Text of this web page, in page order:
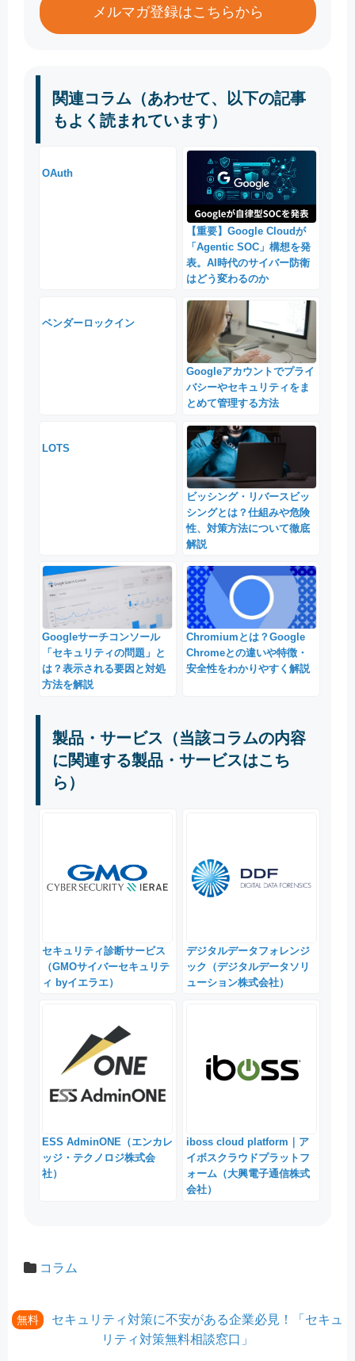
メルマガ登録はこちらから
関連コラム（あわせて、以下の記事
もよく読まれています）
OAuth
【重要】Google Cloudが
「Agentic SOC」構想を発
表。AI時代のサイバー防衛
はどう変わるのか
ベンダーロックイン
Googleアカウントでプライ
バシーやセキュリティをま
とめて管理する方法
LOTS
ビッシング・リバースビッ
シングとは？仕組みや危険
性、対策方法について徹底
解説
Googleサーチコンソール
「セキュリティの問題」と
は？表示される要因と対処
方法を解説
Chromiumとは？Google
Chromeとの違いや特徴・
安全性をわかりやすく解説
製品・サービス（当該コラムの内容
に関連する製品・サービスはこち
ら）
セキュリティ診断サービス
（GMOサイバーセキュリテ
ィ byイエラエ）
デジタルデータフォレンジ
ック（デジタルデータソリ
ューション株式会社）
ESS AdminONE（エンカレ
ッジ・テクノロジ株式会
社）
iboss cloud platform｜ア
イボスクラウドプラットフ
ォーム（大興電子通信株式
会社）
コラム
無料
セキュリティ対策に不安がある企業必見！「セキュ
リティ対策無料相談窓口」